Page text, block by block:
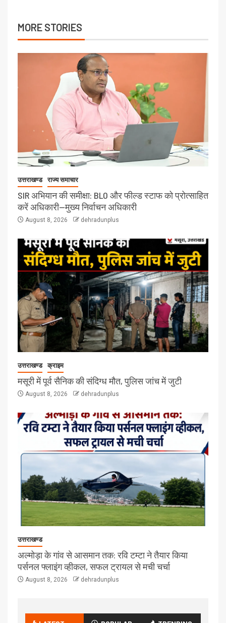
MORE STORIES
उत्तराखण्ड राज्य समाचार
SIR अभियान की समीक्षा: BLO और फील्ड स्टाफ को प्रोत्साहित
करें अधिकारी—मुख्य निर्वाचन अधिकारी
August 8, 2026 dehradunplus
उत्तराखण्ड क्राइम
मसूरी में पूर्व सैनिक की संदिग्ध मौत, पुलिस जांच में जुटी
August 8, 2026 dehradunplus
उत्तराखण्ड
अल्मोड़ा के गांव से आसमान तक: रवि टम्टा ने तैयार किया
पर्सनल फ्लाइंग व्हीकल, सफल ट्रायल से मची चर्चा
August 8, 2026 dehradunplus